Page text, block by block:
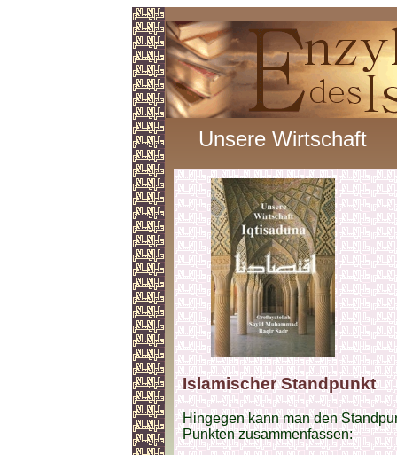
Unsere Wirtschaft
Islamischer Standpunkt
Hingegen kann man den
Punkten zusammenfassen: